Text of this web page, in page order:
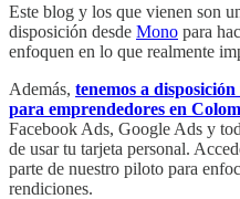
Este blog y los que vienen son
disposición desde Mono para
enfoquen en lo que realmente
Además, tenemos a
para emprendedores en
Facebook Ads, Google Ads y
de usar tu tarjeta personal.
parte de nuestro piloto para
rendiciones.